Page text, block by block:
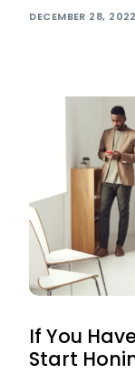
DECEMBER 28, 2022
If You
Start